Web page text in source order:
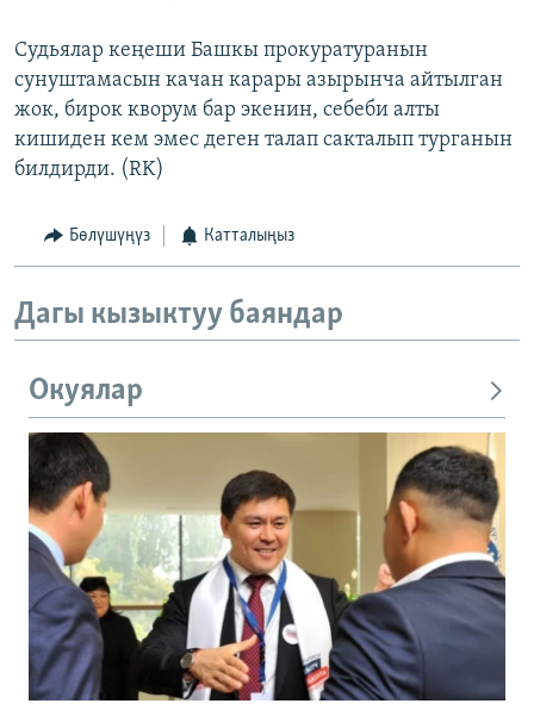
Судьялар кеңеши Башкы прокуратуранын
сунуштамасын качан карары азырынча айтылган
жок, бирок кворум бар экенин, себеби алты
кишиден кем эмес деген талап сакталып турганын
билдирди. (RK)
Бөлүшүңүз Катталыңыз
Дагы кызыктуу баяндар
Окуялар